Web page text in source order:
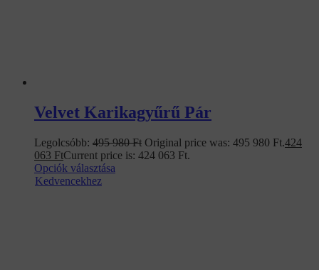
Velvet Karikagyűrű Pár
Legolcsóbb: 495 980Ft Original price was: 495 980 Ft.424
063 FtCurrent price is: 424 063 Ft.
Opciók választása
Kedvencekhez